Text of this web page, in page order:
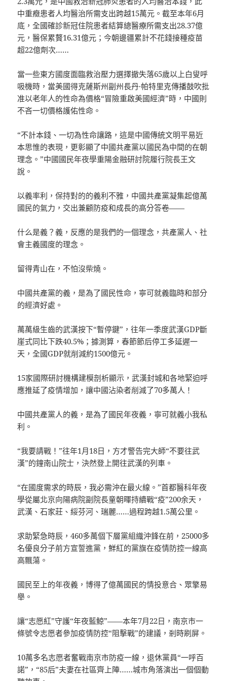
中重癥患者人均醫治所需支出跨越15萬元。截至本年6月
底，全國確診新冠住院患者結算總醫療所需支出28.37億
元，醫保累贅16.31億元；今朝邊疆累計不花錢接種疫苗
超22億劑次……
當一些東方國度面臨救治壓力選擇撤失落65歲以上白叟呼
吸機時，當美國得克薩斯州副州長丹·帕特里克傳播鼓吹批
准以老年人的性命為價格“冒險重啟美國經濟”時，中國則
不吝一切價格護佑性命。
“不計本錢、一切為性命讓路，這是中國傳統文明平易近
本思惟的表現，更彰顯了中國共產黨以國民為中間的在朝
理念。”中國國民年夜學重陽金融研討院履行院長王文
說。
以義率利，保持對的的義利不雅，中國共產黨凝集起億萬
國民的氣力，交出兼顧防疫和成長的高分答卷——
什么是義？義，反應的是我們的一個理念，共產黨人、社
會主義國度的理念。
留得青山在，不怕沒柴燒。
中國共產黨的義，是為了國民性命，寧可就義臨時和部分
的經濟好處。
萬萬級生齒的武漢按下“暫停鍵”，往年一季度武漢GDP斷
崖式同比下跌40.5%；據測算，春節節后停工多延遲一
天，全國GDP就削減約1500億元。
15家國際研討機構建模剖析顯示，武漢封城和各地緊迫呼
應推延了疫情增加，讓中國沾染者削減了70多萬人！
中國共產黨人的義，是為了國民年夜義，寧可就義小我私
利。
“我要請戰！”往年1月18日，方才警告完大師“不要往武
漢”的鐘南山院士，決然登上開往武漢的列車。
“在國度需求的時辰，我必需沖在最火線。”首都醫科年夜
學從屬北京向陽病院副院長童朝暉持續戰“疫”200余天，
武漢、石家莊、綏芬河、瑞麗……過程跨越1.5萬公里。
求助緊急時辰，460多萬個下層黨組織沖鋒在前，25000多
名優良分子前方宣誓進黨，鮮紅的黨旗在疫情防控一線高
高飄蕩。
國民至上的年夜義，博得了億萬國民的情投意合、眾擎易
舉。
讓“志愿紅”守護“年夜藍鯨”——本年7月22日，南京市一
條號令志愿者參加疫情防控“阻擊戰”的建議，剎時刷屏。
10萬多名志愿者奮戰南京市防疫一線，退休黨員“一呼百
諾”，“85后”夫妻在社區齊上陣……城市角落演出一個個動